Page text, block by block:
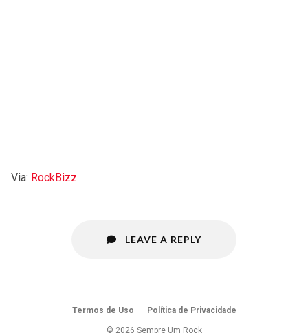
Via: RockBizz
LEAVE A REPLY
Termos de Uso Política de Privacidade
© 2026 Sempre Um Rock